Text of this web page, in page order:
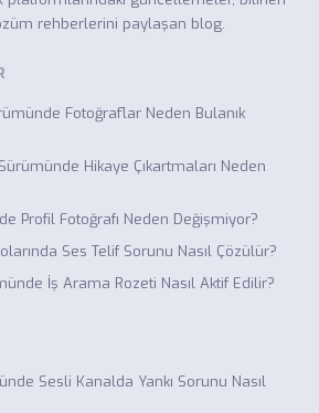
rehberlerini paylaşan blog.
Fotoğraflar Neden Bulanık
Hikaye Çıkartmaları Neden
Profil Fotoğrafı Neden Değişmiyor?
Ses Telif Sorunu Nasıl Çözülür?
İş Arama Rozeti Nasıl Aktif Edilir?
Sesli Kanalda Yankı Sorunu Nasıl